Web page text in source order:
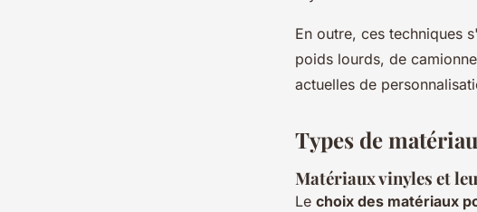
En outre, ces techniques
poids lourds, de
actuelles de
Types de
Matériaux vinyles et
Le choix des matériaux